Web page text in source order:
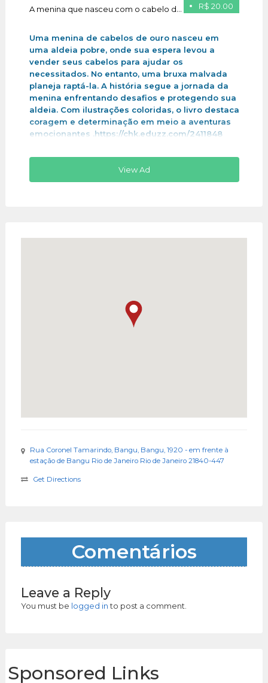
R$ 20.00
A menina que nasceu com o cabelo de ouro
Uma menina de cabelos de ouro nasceu em
uma aldeia pobre, onde sua espera levou a
vender seus cabelos para ajudar os
necessitados. No entanto, uma bruxa malvada
planeja raptá-la. A história segue a jornada da
menina enfrentando desafios e protegendo sua
aldeia. Com ilustrações coloridas, o livro destaca
coragem e determinação em meio a aventuras
emocionantes .https://chk.eduzz.com/2411848
View Ad
Rua Coronel Tamarindo, Bangu, Bangu, 1920 - em frente à
estação de Bangu Rio de Janeiro Rio de Janeiro 21840-447
Get Directions
Comentários
Leave a Reply
You must be logged into post a comment.
Sponsored Links